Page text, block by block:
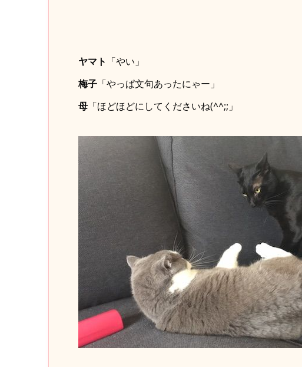
ヤマト 「やい」
梅子「やっぱ文句あったにゃー」
母「ほどほどにしてくださいね(^^;;」